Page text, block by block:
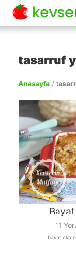
tasarruf
Anasayfa /
11
bayat